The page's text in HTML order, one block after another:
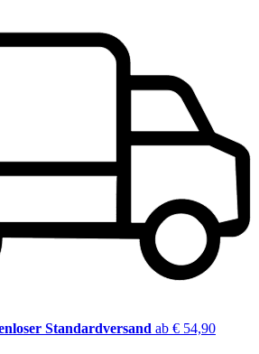
Standardversand ab € 54,90